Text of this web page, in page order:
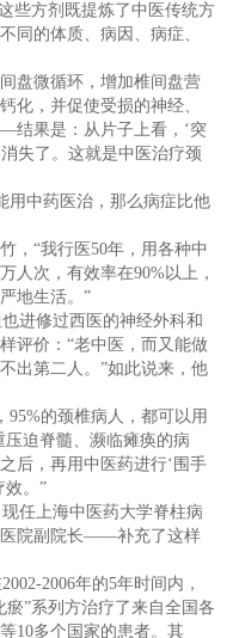
些方剂既提炼了中医传统方
同的体质、病因、病症、
盘微循环，增加椎间盘营
化，并促使受损的神经、
结果是：从片子上看，‘突
失了。这就是中医治疗颈
中药医治，那么病症比他
，“我行医50年，用各种中
人次，有效率在90%以上，
地生活。”
进修过西医的神经外科和
评价：“老中医，而又能做
出第二人。”如此说来，他
的颈椎病人，都可以用
迫脊髓、濒临瘫痪的病
后，再用中医药进行‘围手
效。”
任上海中医药大学脊柱病
医院副院长——补充了这样
2006年的5年时间内，
”系列方治疗了来自全国各
10多个国家的患者。其